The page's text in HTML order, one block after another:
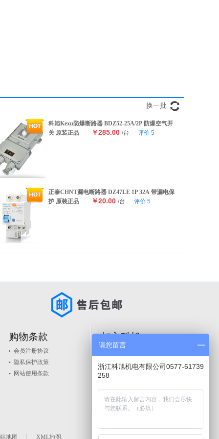
换一批
科旭Kexu防爆断路器 BDZ52-25A/2P 防爆空气开
关 原装正品
￥285.00 /台 评价 5
正泰CHNT漏电断路器 DZ47LE 1P 32A 带漏电保
护 原装正品
￥20.00 /台 评价 5
购物条款
会员注册协议
隐私保护政策
网站使用条款
加入科旭
品牌入驻
地图 XML地图
请您留言
浙江科旭机电有限公司0577-61739
258